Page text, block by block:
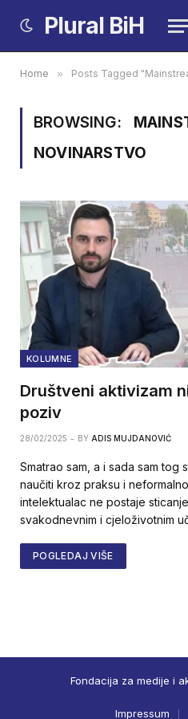
Plural BiH
Home » Posts Tagged
BROWSING:
NOVINARSTVO
KOLUMNE
Društveni aktivizam
poziv
28/02/2025 BY ADIS MUJDANOVIĆ
Smatrao sam, a i sada sam tog
naučiti kroz praksu i
intelektualac ne postaje
svakodnevnim i cjeloživotnim
POGLEDAJ VIŠE
Fondacija za medije i
Impressum